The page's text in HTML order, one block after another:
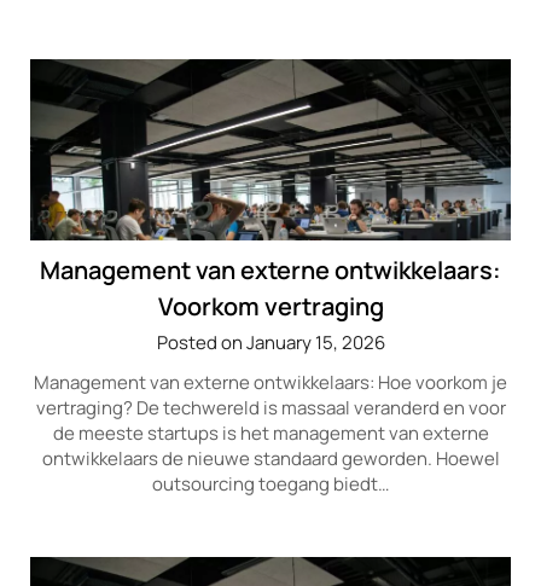
Management van externe ontwikkelaars:
Voorkom vertraging
Posted on January 15, 2026
Management van externe ontwikkelaars: Hoe voorkom je
vertraging? De techwereld is massaal veranderd en voor
de meeste startups is het management van externe
ontwikkelaars de nieuwe standaard geworden. Hoewel
outsourcing toegang biedt…